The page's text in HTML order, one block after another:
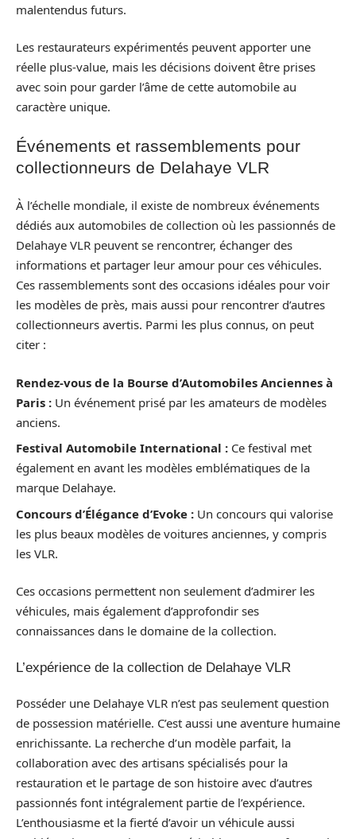
malentendus futurs.
Les restaurateurs expérimentés peuvent apporter une
réelle plus-value, mais les décisions doivent être prises
avec soin pour garder l’âme de cette automobile au
caractère unique.
Événements et rassemblements pour
collectionneurs de Delahaye VLR
À l’échelle mondiale, il existe de nombreux événements
dédiés aux automobiles de collection où les passionnés de
Delahaye VLR peuvent se rencontrer, échanger des
informations et partager leur amour pour ces véhicules.
Ces rassemblements sont des occasions idéales pour voir
les modèles de près, mais aussi pour rencontrer d’autres
collectionneurs avertis. Parmi les plus connus, on peut
citer :
Rendez-vous de la Bourse d’Automobiles Anciennes à
Paris : Un événement prisé par les amateurs de modèles
anciens.
Festival Automobile International : Ce festival met
également en avant les modèles emblématiques de la
marque Delahaye.
Concours d’Élégance d’Evoke : Un concours qui valorise
les plus beaux modèles de voitures anciennes, y compris
les VLR.
Ces occasions permettent non seulement d’admirer les
véhicules, mais également d’approfondir ses
connaissances dans le domaine de la collection.
L’expérience de la collection de Delahaye VLR
Posséder une Delahaye VLR n’est pas seulement question
de possession matérielle. C’est aussi une aventure humaine
enrichissante. La recherche d’un modèle parfait, la
collaboration avec des artisans spécialisés pour la
restauration et le partage de son histoire avec d’autres
passionnés font intégralement partie de l’expérience.
L’enthousiasme et la fierté d’avoir un véhicule aussi